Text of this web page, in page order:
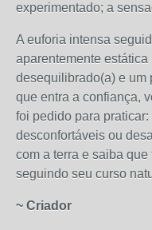
experimentado; a
A euforia intensa
aparentemente
desequilibrado(a) e um
que entra a confiança,
foi pedido para
desconfortáveis ​​ou
com a terra e saiba
seguindo seu curso
~ Criador